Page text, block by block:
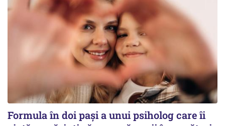
Formula în doi pași a unui psiholog care îi